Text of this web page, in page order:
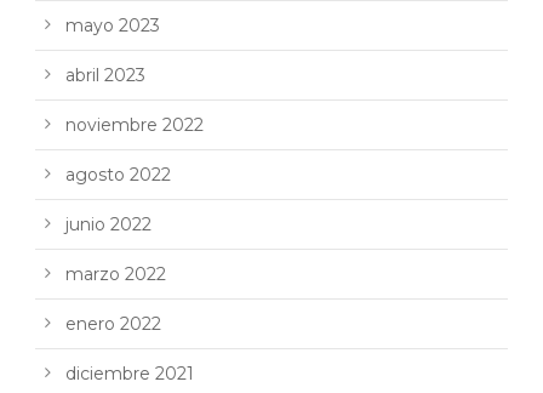
mayo 2023
abril 2023
noviembre 2022
agosto 2022
junio 2022
marzo 2022
enero 2022
diciembre 2021